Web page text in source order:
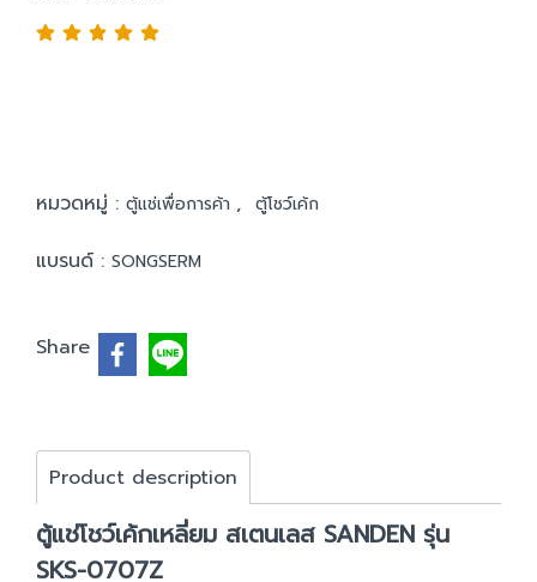
หมวดหมู่ : ตู้แช่เพื่อการค้า , ตู้โชว์เค้ก
แบรนด์ : SONGSERM
Share
Product description
ตู้แช่โชว์เค้กเหลี่ยม สเตนเลส SANDEN รุ่น
SKS-0707Z